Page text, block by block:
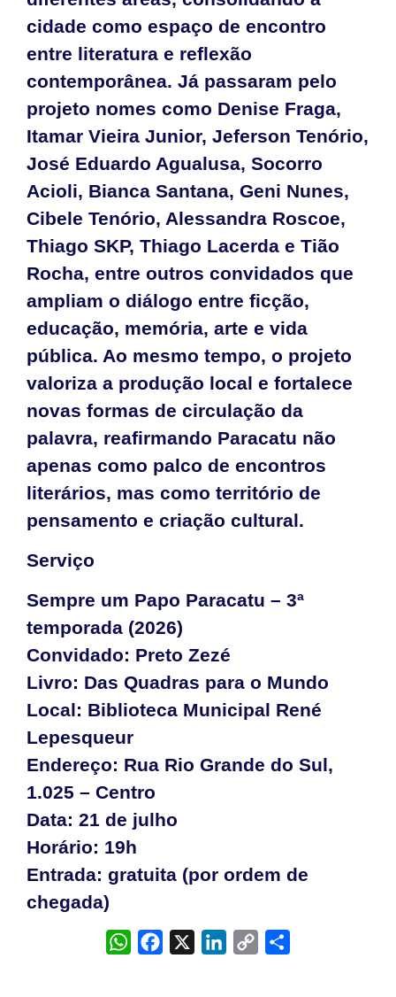
cidade como espaço de encontro
entre literatura e reflexão
contemporânea. Já passaram pelo
projeto nomes como Denise Fraga,
Itamar Vieira Junior, Jeferson Tenório,
José Eduardo Agualusa, Socorro
Acioli, Bianca Santana, Geni Nunes,
Cibele Tenório, Alessandra Roscoe,
Thiago SKP, Thiago Lacerda e Tião
Rocha, entre outros convidados que
ampliam o diálogo entre ficção,
educação, memória, arte e vida
pública. Ao mesmo tempo, o projeto
valoriza a produção local e fortalece
novas formas de circulação da
palavra, reafirmando Paracatu não
apenas como palco de encontros
literários, mas como território de
pensamento e criação cultural.
Serviço
Sempre um Papo Paracatu – 3ª
temporada (2026)
Convidado: Preto Zezé
Livro: Das Quadras para o Mundo
Local: Biblioteca Municipal René
Lepesqueur
Endereço: Rua Rio Grande do Sul,
1.025 – Centro
Data: 21 de julho
Horário: 19h
Entrada: gratuita (por ordem de
chegada)
WhatsAppFacebook LinkedIn
Copy